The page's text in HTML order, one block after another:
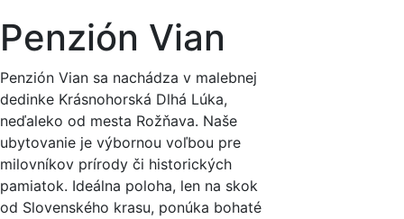
Penzión Vian
Penzión Vian sa nachádza v malebnej
dedinke Krásnohorská Dlhá Lúka,
neďaleko od mesta Rožňava. Naše
ubytovanie je výbornou voľbou pre
milovníkov prírody či historických
pamiatok. Ideálna poloha, len na skok
od Slovenského krasu, ponúka bohaté